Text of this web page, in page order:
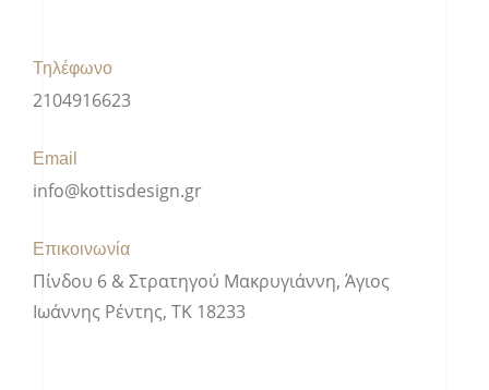
Τηλέφωνο
2104916623
Email
info@kottisdesign.gr
Επικοινωνία
Πίνδου 6 & Στρατηγού Μακρυγιάννη, Άγιος
Ιωάννης Ρέντης, ΤΚ 18233